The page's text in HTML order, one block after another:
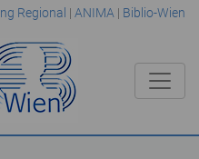
Regional | ANIMA | Biblio-Wien